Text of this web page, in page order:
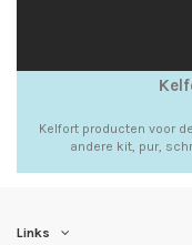
Kelfort producten voor
andere kit, pur,
Links